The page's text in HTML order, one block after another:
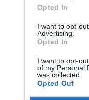
Opted In
I want to opt-
Advertising.
Opted In
I want to opt-
of my Personal
was collected.
Opted Out
διαμορφώνονται
κεφαλαίων.
χαρτοφυλακίου:Οι